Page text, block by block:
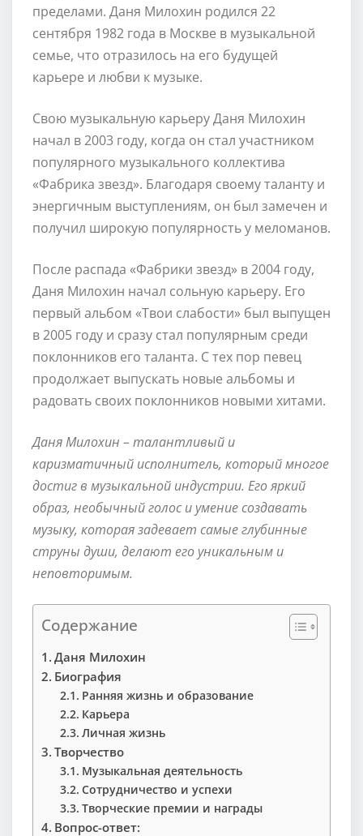
пределами. Даня Милохин родился 22
сентября 1982 года в Москве в музыкальной
семье, что отразилось на его будущей
карьере и любви к музыке.
Свою музыкальную карьеру Даня Милохин
начал в 2003 году, когда он стал участником
популярного музыкального коллектива
«Фабрика звезд». Благодаря своему таланту и
энергичным выступлениям, он был замечен и
получил широкую популярность у меломанов.
После распада «Фабрики звезд» в 2004 году,
Даня Милохин начал сольную карьеру. Его
первый альбом «Твои слабости» был выпущен
в 2005 году и сразу стал популярным среди
поклонников его таланта. С тех пор певец
продолжает выпускать новые альбомы и
радовать своих поклонников новыми хитами.
Даня Милохин – талантливый и
каризматичный исполнитель, который многое
достиг в музыкальной индустрии. Его яркий
образ, необычный голос и умение создавать
музыку, которая задевает самые глубинные
струны души, делают его уникальным и
неповторимым.
Содержание
Даня Милохин
Биография
Ранняя жизнь и образование
Карьера
Личная жизнь
Творчество
Музыкальная деятельность
Сотрудничество и успехи
Творческие премии и награды
Вопрос-ответ: